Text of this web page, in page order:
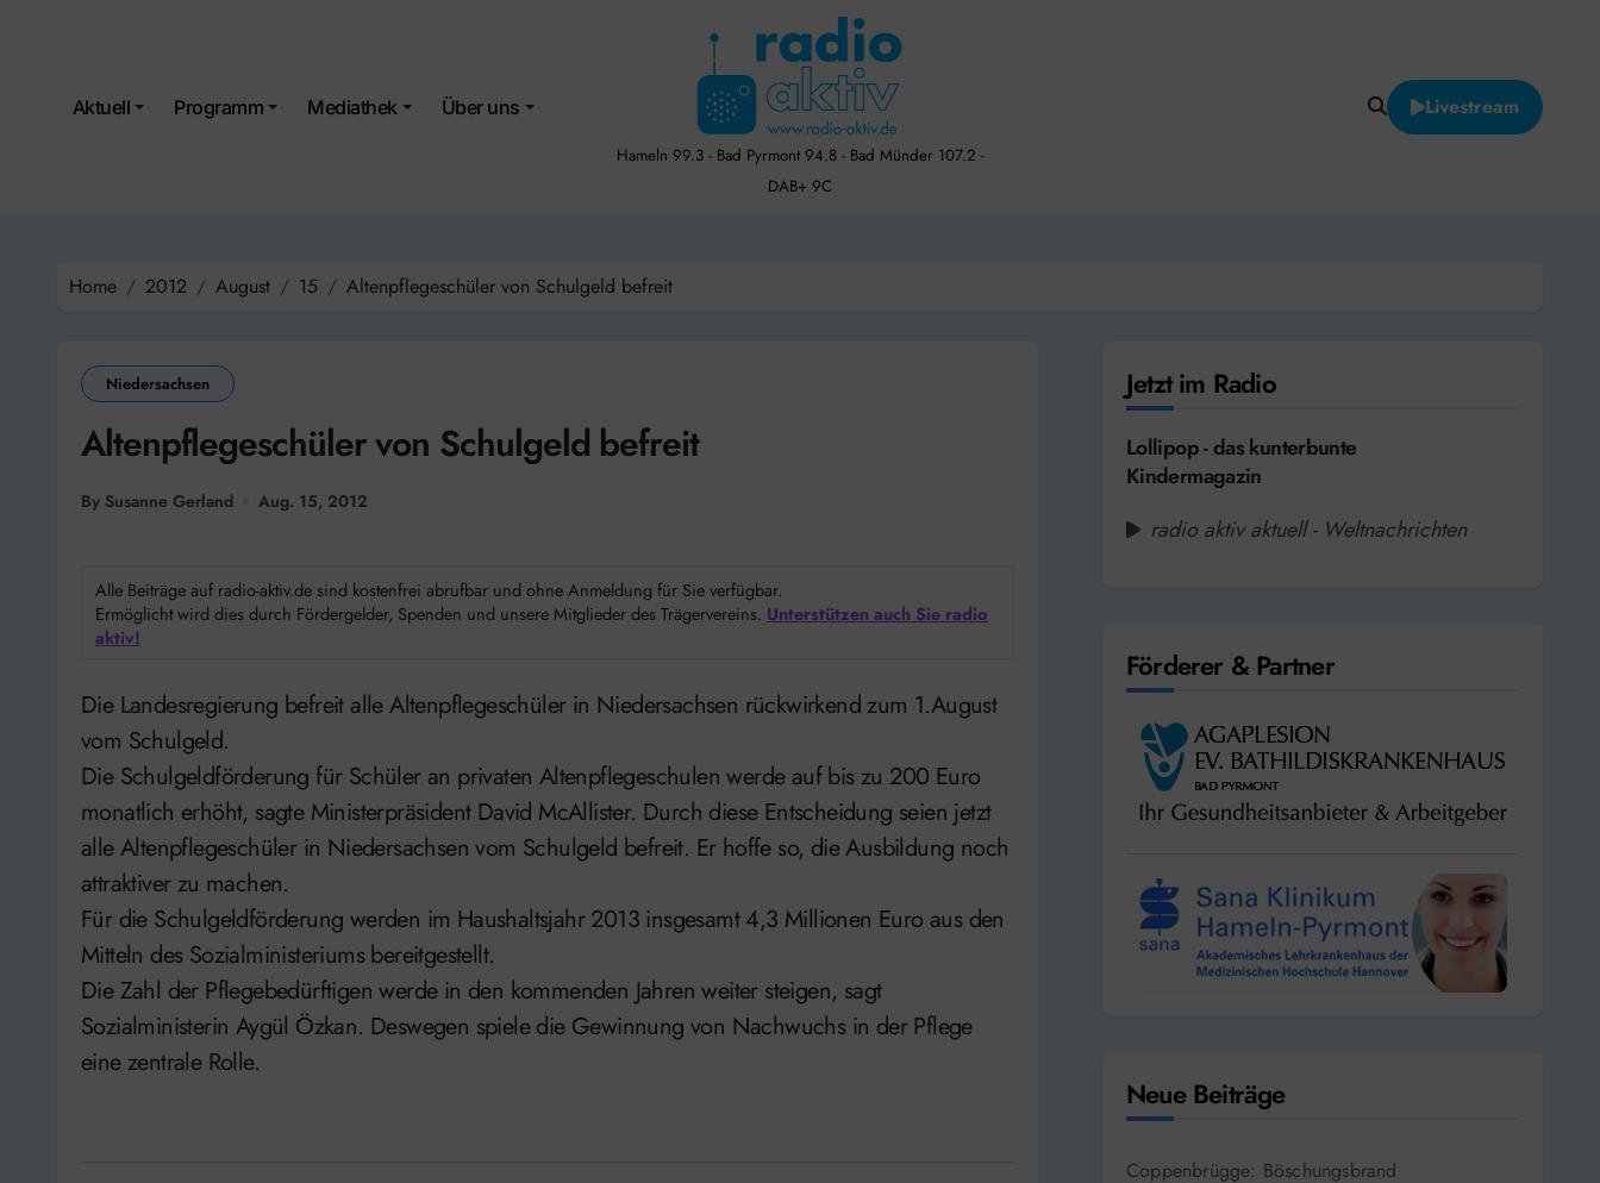
Aktuell Programm Mediathek Über uns
Hameln 99.3 - Bad Pyrmont 94.8 - Bad Münder 107.2 -
DAB+ 9C
Livestream
Home 2012 August 15 Altenpflegeschüler von Schulgeld befreit
Niedersachsen
Altenpflegeschüler von Schulgeld befreit
By Susanne Gerland Aug. 15, 2012
Alle Beiträge auf radio-aktiv.de sind kostenfrei abrufbar und ohne Anmeldung für Sie verfügbar.
Ermöglicht wird dies durch Fördergelder, Spenden und unsere Mitglieder des Trägervereins. Unterstützen auch Sie radio
aktiv!
Die Landesregierung befreit alle Altenpflegeschüler in Niedersachsen rückwirkend zum 1.August
vom Schulgeld.
Die Schulgeldförderung für Schüler an privaten Altenpflegeschulen werde auf bis zu 200 Euro
monatlich erhöht, sagte Ministerpräsident David McAllister. Durch diese Entscheidung seien jetzt
alle Altenpflegeschüler in Niedersachsen vom Schulgeld befreit. Er hoffe so, die Ausbildung noch
attraktiver zu machen.
Für die Schulgeldförderung werden im Haushaltsjahr 2013 insgesamt 4,3 Millionen Euro aus den
Mitteln des Sozialministeriums bereitgestellt.
Die Zahl der Pflegebedürftigen werde in den kommenden Jahren weiter steigen, sagt
Sozialministerin Aygül Özkan. Deswegen spiele die Gewinnung von Nachwuchs in der Pflege
eine zentrale Rolle.
Jetzt im Radio
Lollipop - das kunterbunte
Kindermagazin
radio aktiv aktuell - Weltnachrichten
Förderer & Partner
Neue Beiträge
Coppenbrügge: Böschungsbrand